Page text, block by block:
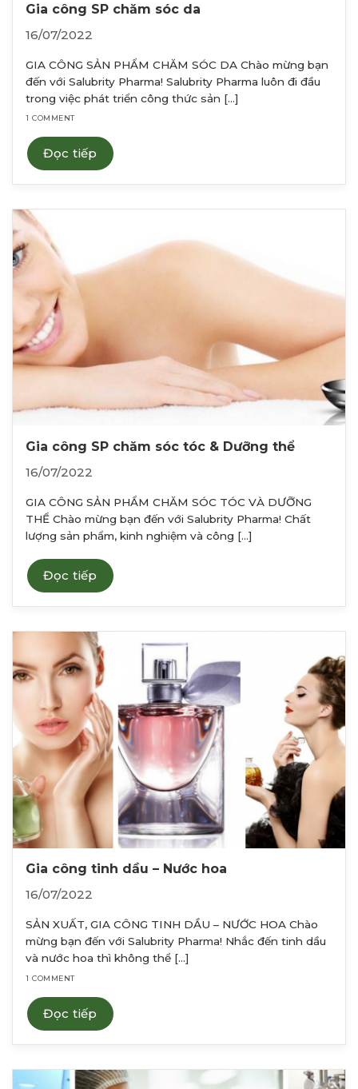
Gia công SP chăm sóc da
16/07/2022
GIA CÔNG SẢN PHẨM CHĂM SÓC DA Chào mừng bạn
đến với Salubrity Pharma! Salubrity Pharma luôn đi đầu
trong việc phát triển công thức sản [...]
1 COMMENT
Đọc tiếp
Gia công SP chăm sóc tóc & Dưỡng thể
16/07/2022
GIA CÔNG SẢN PHẨM CHĂM SÓC TÓC VÀ DƯỠNG
THỂ Chào mừng bạn đến với Salubrity Pharma! Chất
lượng sản phẩm, kinh nghiệm và công [...]
Đọc tiếp
Gia công tinh dầu – Nước hoa
16/07/2022
SẢN XUẤT, GIA CÔNG TINH DẦU – NƯỚC HOA Chào
mừng bạn đến với Salubrity Pharma! Nhắc đến tinh dầu
và nước hoa thì không thể [...]
1 COMMENT
Đọc tiếp